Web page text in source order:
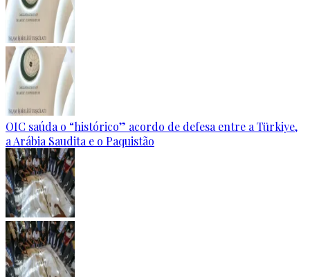
OIC saúda o “histórico” acordo de defesa entre a Türkiye,
a Arábia Saudita e o Paquistão